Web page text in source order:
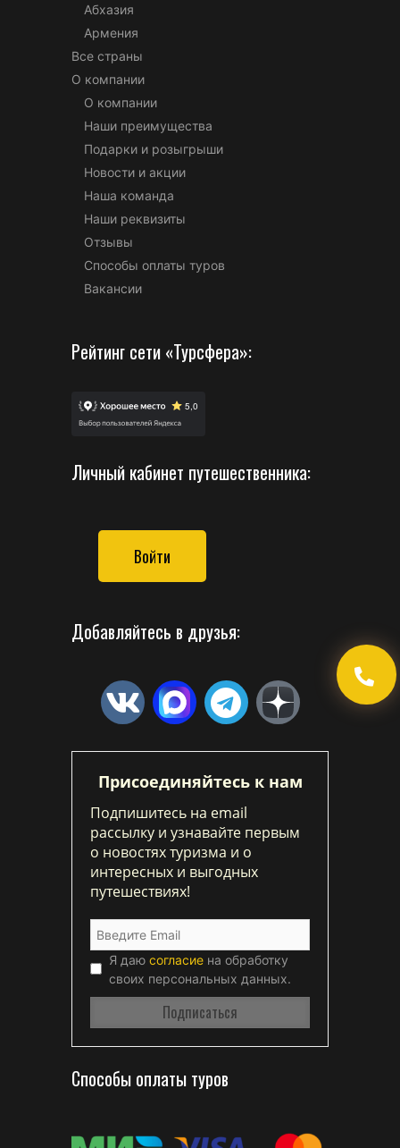
Абхазия
Армения
Все страны
О компании
О компании
Наши преимущества
Подарки и розыгрыши
Новости и акции
Наша команда
Наши реквизиты
Отзывы
Способы оплаты туров
Вакансии
Рейтинг сети «Турсфера»:
Личный кабинет путешественника:
Войти
Добавляйтесь в друзья:
Присоединяйтесь к нам
Подпишитесь на email
рассылку и узнавайте первым
о новостях туризма и о
интересных и выгодных
путешествиях!
Я даю согласие на обработку
своих персональных данных.
Способы оплаты туров